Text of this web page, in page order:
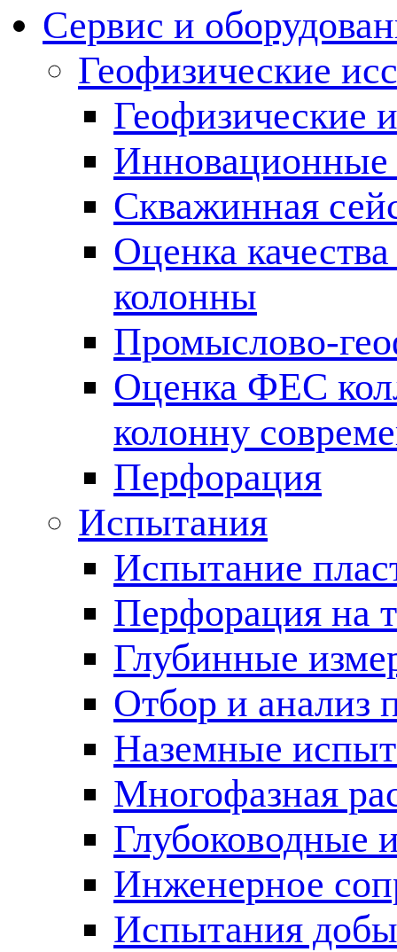
Сервис и
Геофизические
Геофизические
Инновационные
Скважинная
Оценка
колонны
Промыслово-
Оценка ФЕС
колонну
Перфорация
Испытания
Испытание
Перфорация на
Глубинные
Отбор и анализ
Наземные
Многофазная
Глубоководные
Инженерное
Испытания